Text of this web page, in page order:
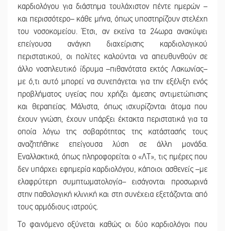
καρδιολόγου για διάστημα τουλάχιστον πέντε ημερών –
και περισσότερο– κάθε μήνα, όπως υποστηρίζουν στελέχη
του νοσοκομείου. Έτσι, αν εκείνα τα 24ωρα ανακύψει
επείγουσα ανάγκη διαχείρισης καρδιολογικού
περιστατικού, οι πολίτες καλούνται να απευθυνθούν σε
άλλο νοσηλευτικό ίδρυμα –πιθανότατα εκτός Λακωνίας–
με ό,τι αυτό μπορεί να συνεπάγεται για την εξέλιξη ενός
προβλήματος υγείας που χρήζει άμεσης αντιμετώπισης
και θεραπείας. Μάλιστα, όπως ισχυρίζονται άτομα που
έχουν γνώση, έχουν υπάρξει έκτακτα περιστατικά για τα
οποία λόγω της σοβαρότητας της κατάστασής τους
αναζητήθηκε επείγουσα λύση σε άλλη μονάδα.
Εναλλακτικά, όπως πληροφορείται ο «ΛΤ», τις ημέρες που
δεν υπάρχει εφημερία καρδιολόγου, κάποιοι ασθενείς –με
ελαφρύτερη συμπτωματολογία– εισάγονται προσωρινά
στην παθολογική κλινική και στη συνέχεια εξετάζονται από
τους αρμόδιους ιατρούς.
Το φαινόμενο οξύνεται καθώς οι δύο καρδιολόγοι που